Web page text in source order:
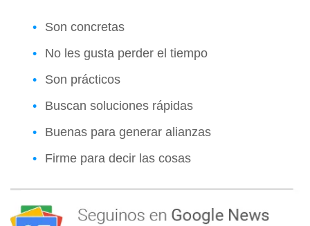
Son concretas
No les gusta perder el tiempo
Son prácticos
Buscan soluciones rápidas
Buenas para generar alianzas
Firme para decir las cosas